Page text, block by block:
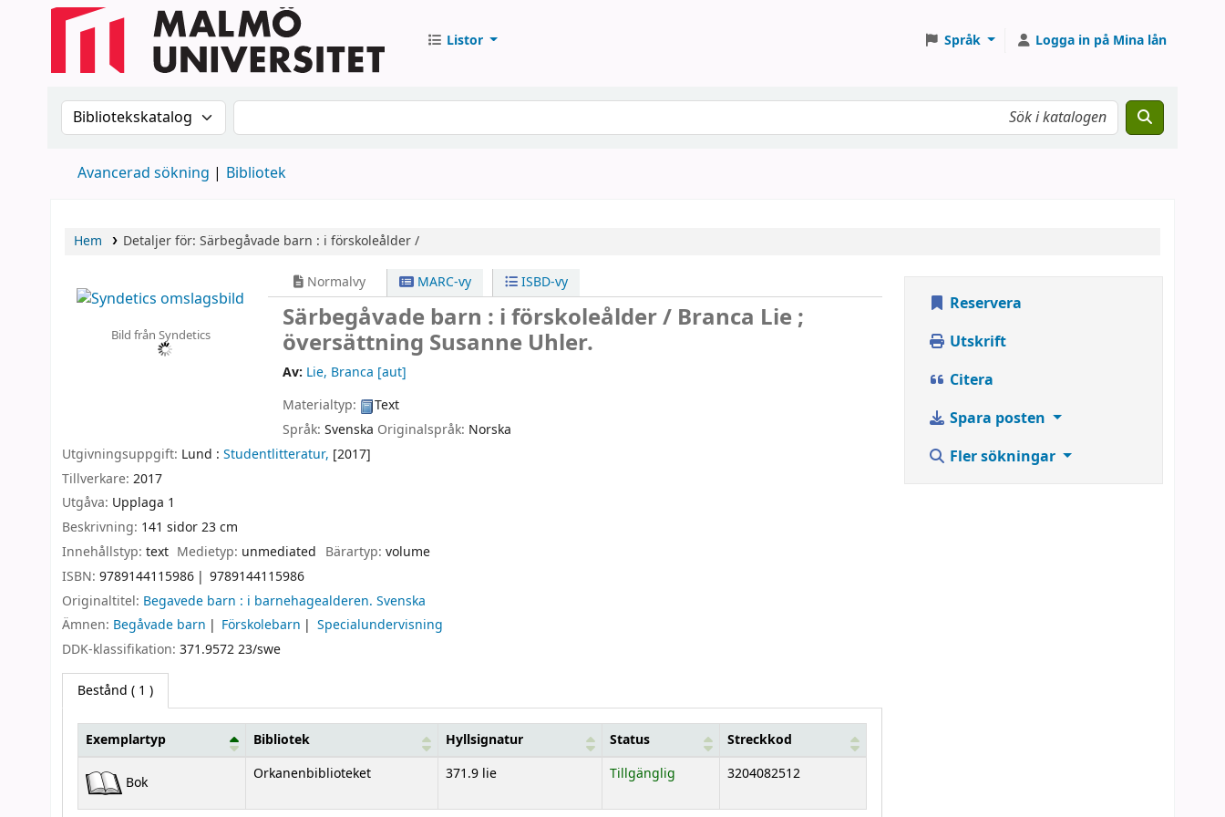
Listor Språk Logga in på Mina lån
Sök i katalogen efter:Sök i katalogen
Avancerad sökning Bibliotek
Hem Detaljer för: Särbegåvade barn : i förskoleålder /
Bild från Syndetics
Normalvy MARC-vy ISBD-vy
Särbegåvade barn : i förskoleålder / Branca Lie ;
översättning Susanne Uhler.
Av: Lie, Branca [aut]
Materialtyp:
Text
Språk:Svenska Originalspråk: Norska
Utgivningsuppgift: Lund : Studentlitteratur, [2017]
Tillverkare: 2017
Utgåva: Upplaga 1
Beskrivning: 141 sidor 23 cm
Innehållstyp: text Medietyp: unmediated Bärartyp: volume
ISBN: 9789144115986
9789144115986
Originaltitel: Begavede barn : i barnehagealderen. Svenska
Ämnen: Begåvade barn Förskolebarn
Specialundervisning
DDK-klassifikation: 371.9572 23/swe
Bestånd ( 1 )
Bestånd
Exemplartyp Bibliotek Hyllsignatur Status Streckkod
Bok Orkanenbiblioteket 371.9 lie Tillgänglig 3204082512
Reservera
Utskrift
Citera
Spara posten
Fler sökningar